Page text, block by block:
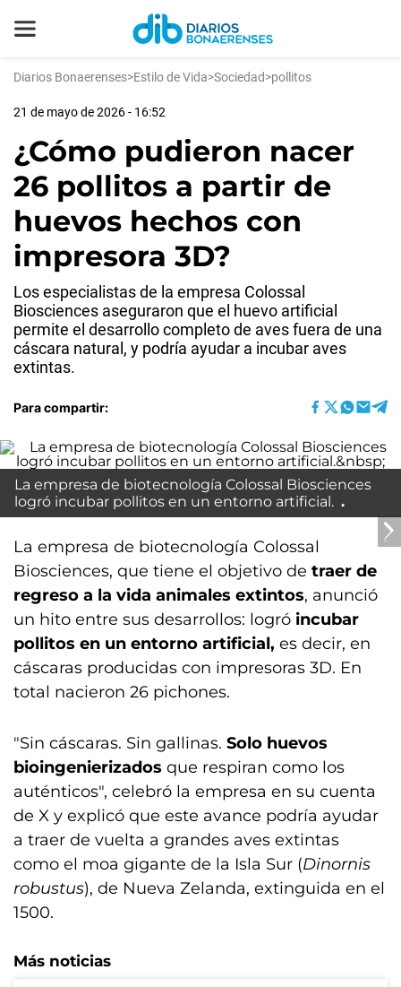
Diarios Bonaerenses>Estilo de Vida>Sociedad>pollitos
21 de mayo de 2026 - 16:52
¿Cómo pudieron nacer
26 pollitos a partir de
huevos hechos con
impresora 3D?
Los especialistas de la empresa Colossal
Biosciences aseguraron que el huevo artificial
permite el desarrollo completo de aves fuera de una
cáscara natural, y podría ayudar a incubar aves
extintas.
Para compartir:
La empresa de biotecnología Colossal Biosciences
logró incubar pollitos en un entorno artificial.
La empresa de biotecnología Colossal
Biosciences, que tiene el objetivo de traer de
regreso a la vida animales extintos, anunció
un hito entre sus desarrollos: logró incubar
pollitos en un entorno artificial, es decir, en
cáscaras producidas con impresoras 3D. En
total nacieron 26 pichones.
"Sin cáscaras. Sin gallinas. Solo huevos
bioingenierizados que respiran como los
auténticos", celebró la empresa en su cuenta
de X y explicó que este avance podría ayudar
a traer de vuelta a grandes aves extintas
como el moa gigante de la Isla Sur (Dinornis
robustus), de Nueva Zelanda, extinguida en el
1500.
Más noticias